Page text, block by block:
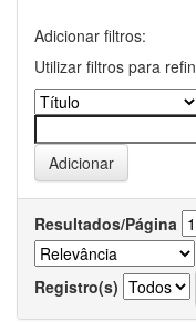
Adicionar filtros:
Utilizar filtros para
Resultados/Página
Registro(s)